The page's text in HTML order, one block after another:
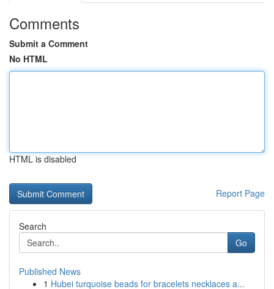
Comments
Submit a Comment
No HTML
HTML is disabled
Report Page
Search
Go
Published News
1 Hubei turquoise beads for bracelets necklaces a...